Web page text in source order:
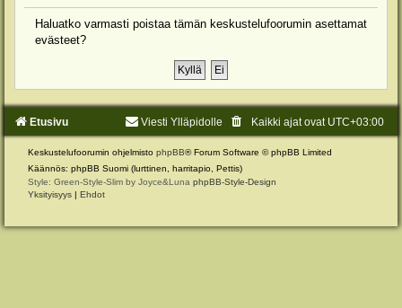
Haluatko varmasti poistaa tämän keskustelufoorumin asettamat
evästeet?
Etusivu Kaikki ajat ovat UTC+03:00
Viesti Ylläpidolle
Keskustelufoorumin ohjelmisto phpBB® Forum Software © phpBB Limited
Käännös: phpBB Suomi (lurttinen, harritapio, Pettis)
Style: Green-Style-Slim by Joyce&Luna phpBB-Style-Design
Yksityisyys | Ehdot